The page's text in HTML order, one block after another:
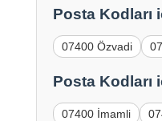
Posta Kodları
07400 Özvadi
Posta Kodları
07400 İmamli